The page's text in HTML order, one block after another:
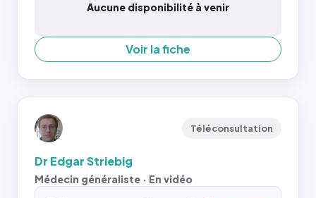
Aucune disponibilité à venir
Voir la fiche
Téléconsultation
Dr Edgar Striebig
Médecin généraliste · En vidéo